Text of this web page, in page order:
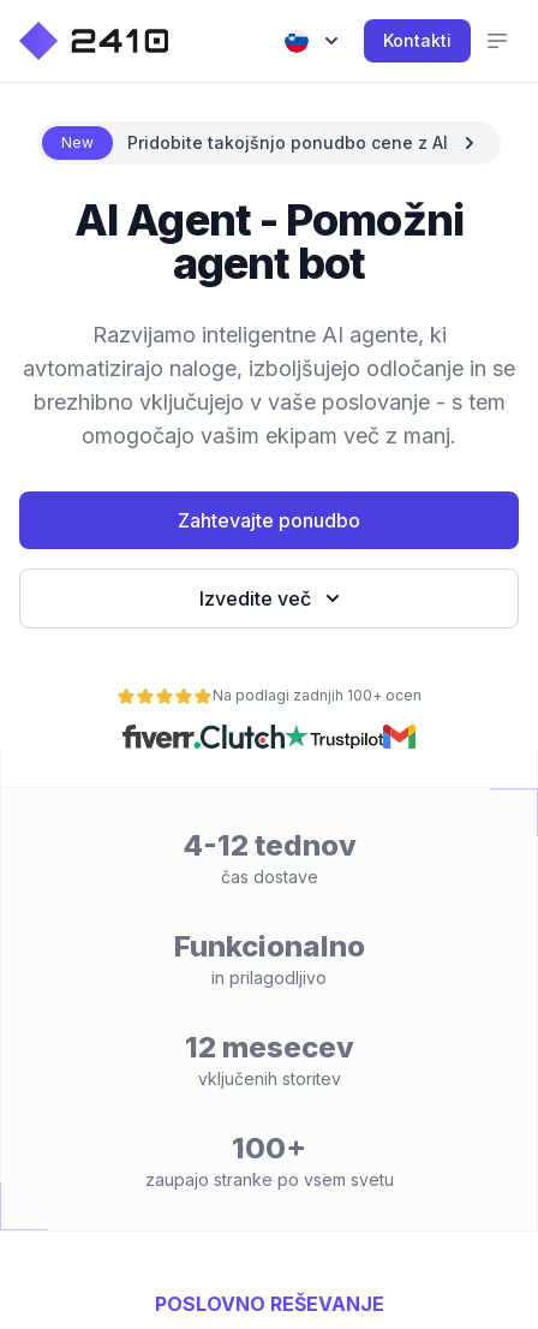
Kontakti
New Pridobite takojšnjo ponudbo cene z AI
AI Agent - Pomožni
agent bot
Razvijamo inteligentne AI agente, ki
avtomatizirajo naloge, izboljšujejo odločanje in se
brezhibno vključujejo v vaše poslovanje - s tem
omogočajo vašim ekipam več z manj.
Zahtevajte ponudbo
Izvedite več
Na podlagi zadnjih 100+ ocen
4-12 tednov
čas dostave
Funkcionalno
in prilagodljivo
12 mesecev
vključenih storitev
100+
zaupajo stranke po vsem svetu
POSLOVNO REŠEVANJE